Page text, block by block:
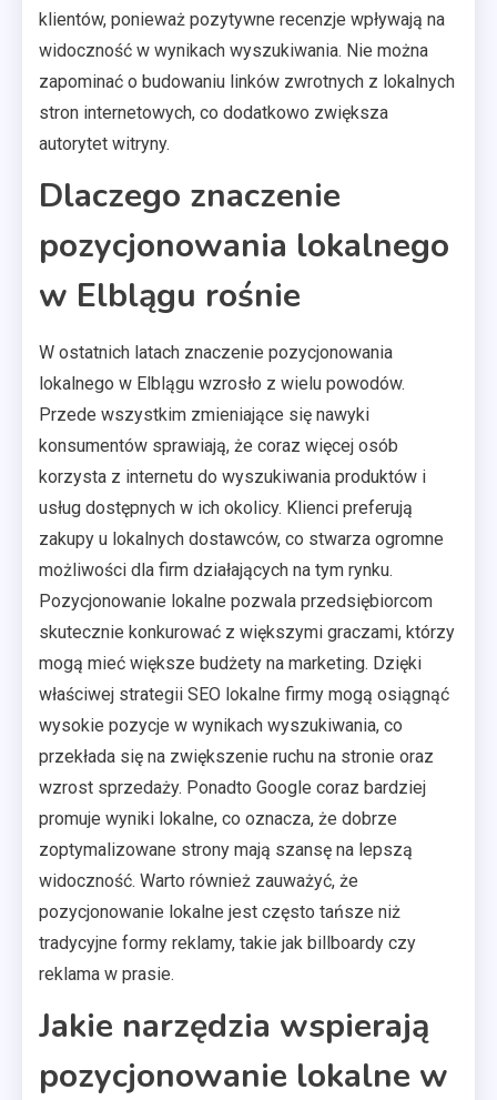
klientów, ponieważ pozytywne recenzje wpływają na
widoczność w wynikach wyszukiwania. Nie można
zapominać o budowaniu linków zwrotnych z lokalnych
stron internetowych, co dodatkowo zwiększa
autorytet witryny.
Dlaczego znaczenie
pozycjonowania lokalnego
w Elblągu rośnie
W ostatnich latach znaczenie pozycjonowania
lokalnego w Elblągu wzrosło z wielu powodów.
Przede wszystkim zmieniające się nawyki
konsumentów sprawiają, że coraz więcej osób
korzysta z internetu do wyszukiwania produktów i
usług dostępnych w ich okolicy. Klienci preferują
zakupy u lokalnych dostawców, co stwarza ogromne
możliwości dla firm działających na tym rynku.
Pozycjonowanie lokalne pozwala przedsiębiorcom
skutecznie konkurować z większymi graczami, którzy
mogą mieć większe budżety na marketing. Dzięki
właściwej strategii SEO lokalne firmy mogą osiągnąć
wysokie pozycje w wynikach wyszukiwania, co
przekłada się na zwiększenie ruchu na stronie oraz
wzrost sprzedaży. Ponadto Google coraz bardziej
promuje wyniki lokalne, co oznacza, że dobrze
zoptymalizowane strony mają szansę na lepszą
widoczność. Warto również zauważyć, że
pozycjonowanie lokalne jest często tańsze niż
tradycyjne formy reklamy, takie jak billboardy czy
reklama w prasie.
Jakie narzędzia wspierają
pozycjonowanie lokalne w